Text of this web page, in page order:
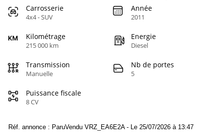
Carrosserie
4x4 - SUV
Année
2011
Kilométrage
215 000 km
Energie
Diesel
Transmission
Manuelle
Nb de portes
5
Puissance fiscale
8 CV
Réf. annonce : ParuVendu VRZ_EA6E2A - Le 25/07/2026 à 13:47